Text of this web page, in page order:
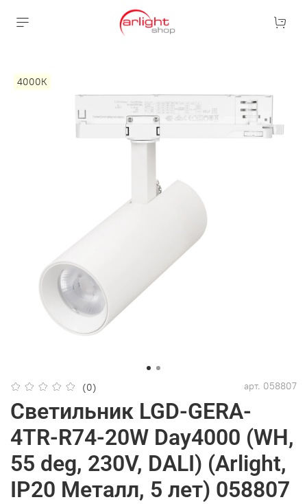
4000К
(0) арт. 058807
Светильник LGD-GERA-
4TR-R74-20W Day4000 (WH,
55 deg, 230V, DALI) (Arlight,
IP20 Металл, 5 лет) 058807